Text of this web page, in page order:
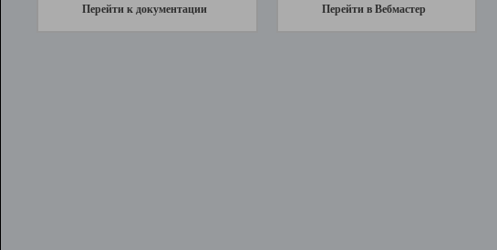
Перейти к документации Перейти в Вебмастер